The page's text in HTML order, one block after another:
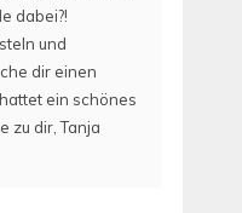
dabei?!
und
dir einen
ein schönes
zu dir, Tanja